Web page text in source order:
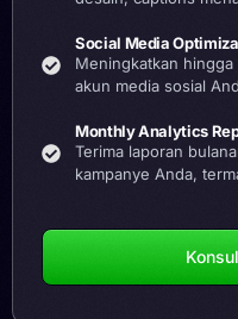
Social Media
Meningkatkan
akun media sosial
Monthly Analytics
Terima laporan
kampanye Anda,